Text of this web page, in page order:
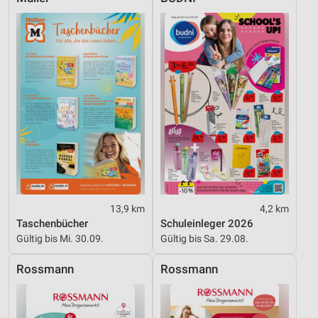
13,9 km
Taschenbücher
Gültig bis Mi. 30.09.
4,2 km
Schuleinleger 2026
Gültig bis Sa. 29.08.
Rossmann Rossmann
Geräte anhand von aktiv angeforderten
Informationen identifizieren
Nicht-IAB-Verarbeitungszwecke:
Notwendig
Performance
Funktional
Werbung